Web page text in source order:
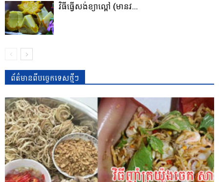
វិធីធ្វើសង់ខ្យាល្ពៅ (មានវ...
ព័ត៌មានពីបច្ចេកទេសថ្មីៗ